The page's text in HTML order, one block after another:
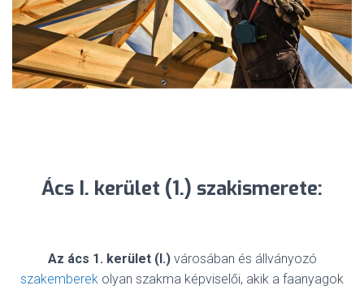
Ács I. kerület (1.) szakismerete:
Az ács 1. kerület (I.)városában és állványozó
szakemberek olyan szakma képviselői, akik a faanyagok